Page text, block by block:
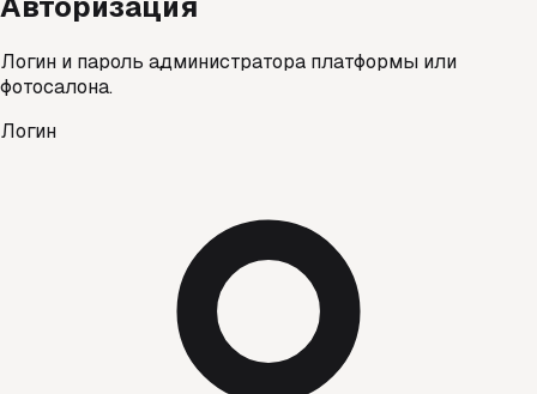
Логин и пароль администратора платформы или
фотосалона.
Логин